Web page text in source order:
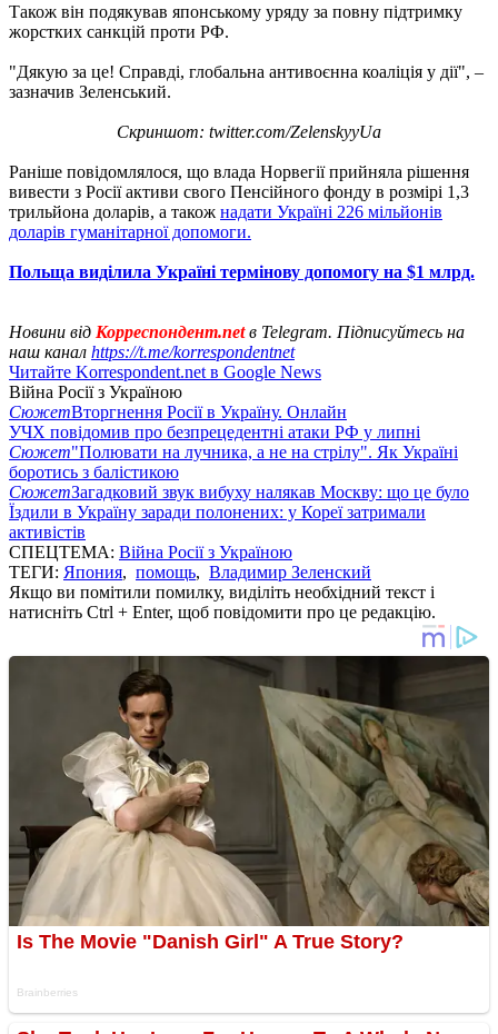
Також він подякував японському уряду за повну підтримку
жорстких санкцій проти РФ.
"Дякую за це! Справді, глобальна антивоєнна коаліція у дії", –
зазначив Зеленський.
Скриншот: twitter.com/ZelenskyyUa
Раніше повідомлялося, що влада Норвегії прийняла рішення
вивести з Росії активи свого Пенсійного фонду в розмірі 1,3
трильйона доларів, а також надати Україні 226 мільйонів
доларів гуманітарної допомоги.
Польща виділила Україні термінову допомогу на $1 млрд.
Новини від Корреспондент.netв Telegram. Підписуйтесь на
наш канал https://t.me/korrespondentnet
Читайте Korrespondent.net в Google News
Війна Росії з Україною
СюжетВторгнення Росії в Україну. Онлайн
УЧХ повідомив про безпрецедентні атаки РФ у липні
Сюжет"Полювати на лучника, а не на стрілу". Як Україні
боротись з балістикою
СюжетЗагадковий звук вибуху налякав Москву: що це було
Їздили в Україну заради полонених: у Кореї затримали
активістів
СПЕЦТЕМА: Війна Росії з Україною
ТЕГИ: Япония, помощь, Владимир Зеленский
Якщо ви помітили помилку, виділіть необхідний текст і
натисніть Ctrl + Enter, щоб повідомити про це редакцію.